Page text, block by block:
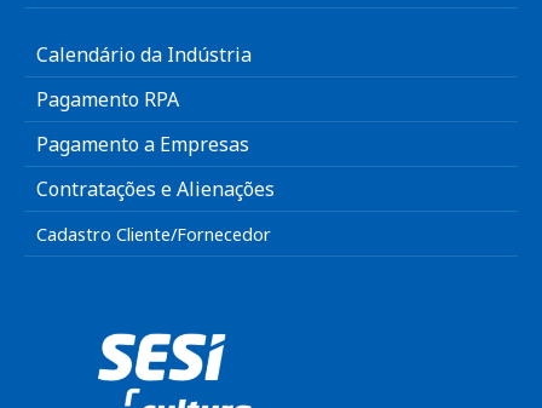
Calendário da Indústria
Pagamento RPA
Pagamento a Empresas
Contratações e Alienações
Cadastro Cliente/Fornecedor